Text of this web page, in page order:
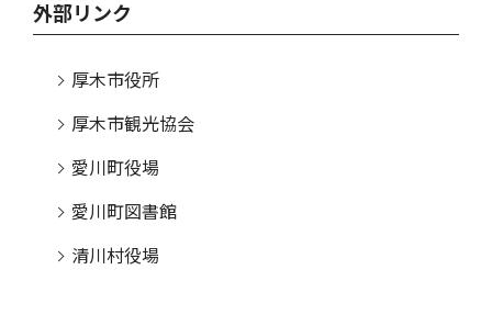
外部リンク
厚木市役所
厚木市観光協会
愛川町役場
愛川町図書館
清川村役場